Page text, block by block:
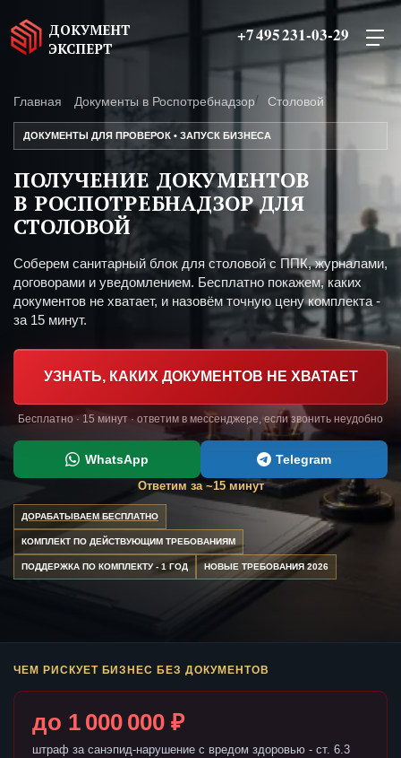
ДОКУМЕНТ
ЭКСПЕРТ
+7 495 231-03-29
Главная Документы в Роспотребнадзор Столовой
ДОКУМЕНТЫ ДЛЯ ПРОВЕРОК • ЗАПУСК БИЗНЕСА
ПОЛУЧЕНИЕ ДОКУМЕНТОВ
В РОСПОТРЕБНАДЗОР ДЛЯ
СТОЛОВОЙ
Соберем санитарный блок для столовой с ППК, журналами,
договорами и уведомлением. Бесплатно покажем, каких
документов не хватает, и назовём точную цену комплекта -
за 15 минут.
УЗНАТЬ, КАКИХ ДОКУМЕНТОВ НЕ ХВАТАЕТ
Бесплатно · 15 минут · ответим в мессенджере, если звонить неудобно
WhatsApp Telegram
Ответим за ~15 минут
ДОРАБАТЫВАЕМ БЕСПЛАТНО
КОМПЛЕКТ ПО ДЕЙСТВУЮЩИМ ТРЕБОВАНИЯМ
ПОДДЕРЖКА ПО КОМПЛЕКТУ - 1 ГОД НОВЫЕ ТРЕБОВАНИЯ 2026
ЧЕМ РИСКУЕТ БИЗНЕС БЕЗ ДОКУМЕНТОВ
до 1 000 000 ₽
штраф за санэпид-нарушение с вредом здоровью - ст. 6.3